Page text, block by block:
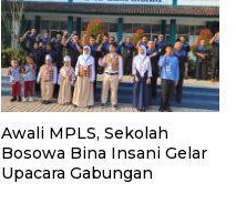
Awali MPLS, Sekolah
Bosowa Bina Insani Gelar
Upacara Gabungan